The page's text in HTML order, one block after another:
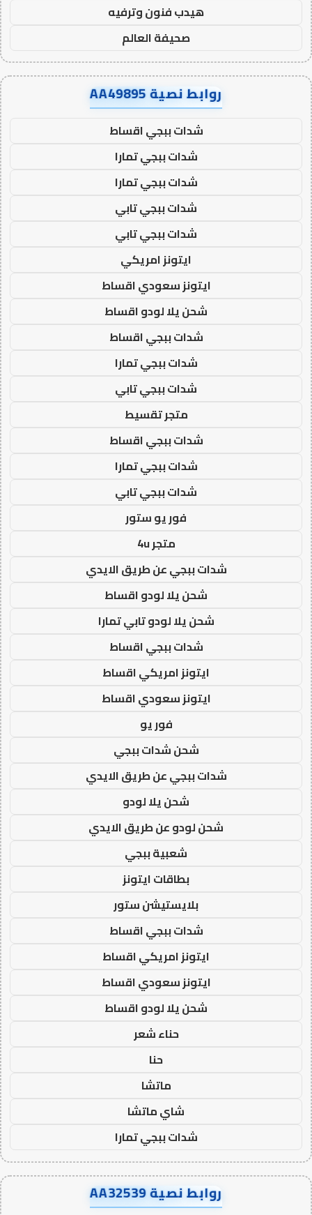
هيدب فنون وترفيه
صحيفة العالم
روابط نصية AA49895
شدات ببجي اقساط
شدات ببجي تمارا
شدات ببجي تمارا
شدات ببجي تابي
شدات ببجي تابي
ايتونز امريكي
ايتونز سعودي اقساط
شحن يلا لودو اقساط
شدات ببجي اقساط
شدات ببجي تمارا
شدات ببجي تابي
متجر تقسيط
شدات ببجي اقساط
شدات ببجي تمارا
شدات ببجي تابي
فور يو ستور
متجر 4u
شدات ببجي عن طريق الايدي
شحن يلا لودو اقساط
شحن يلا لودو تابي تمارا
شدات ببجي اقساط
ايتونز امريكي اقساط
ايتونز سعودي اقساط
فور يو
شحن شدات ببجي
شدات ببجي عن طريق الايدي
شحن يلا لودو
شحن لودو عن طريق الايدي
شعبية ببجي
بطاقات ايتونز
بلايستيشن ستور
شدات ببجي اقساط
ايتونز امريكي اقساط
ايتونز سعودي اقساط
شحن يلا لودو اقساط
حناء شعر
حنا
ماتشا
شاي ماتشا
شدات ببجي تمارا
روابط نصية AA32539